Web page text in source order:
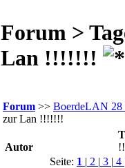
Forum >
Lan !!!!!!!
Forum >> BoerdeLAN 28
zur Lan !!!!!!!
Autor
Seite: 1 | 2 | 3 | 4